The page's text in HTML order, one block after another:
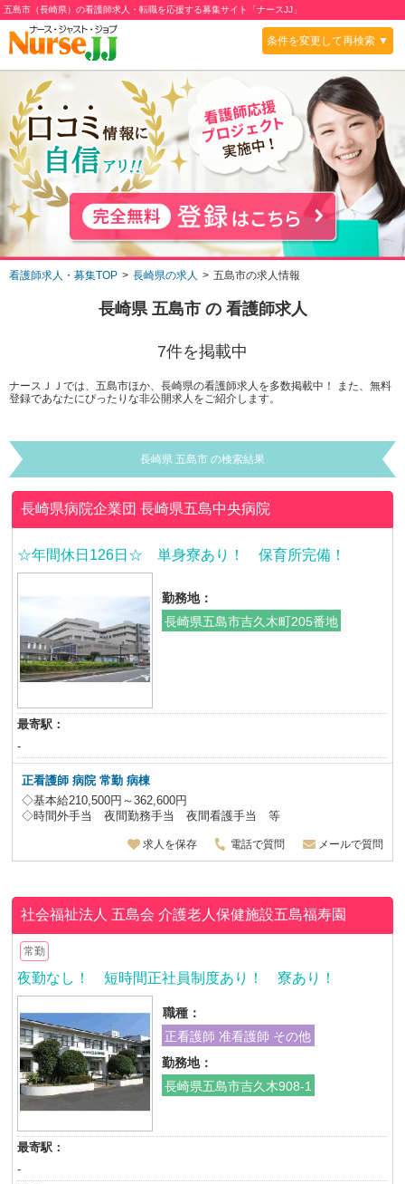
五島市（長崎県）の看護師求人・転職を応援する募集サイト「ナースJJ」
条件を変更して再検索 ▼
看護師求人・募集TOP 長崎県の求人 五島市の求人情報
長崎県 五島市の 看護師求人
7件を掲載中
ナースＪＪでは、五島市ほか、長崎県の看護師求人を多数掲載中！ また、無料
登録であなたにぴったりな非公開求人をご紹介します。
長崎県 五島市 の検索結果
長崎県病院企業団長崎県五島中央病院
☆年間休日126日☆ 単身寮あり！ 保育所完備！
勤務地：
長崎県五島市吉久木町205番地
最寄駅：
-
正看護師 病院 常勤 病棟
◇基本給210,500円～362,600円
◇時間外手当 夜間勤務手当 夜間看護手当 等
求人を保存 電話で質問 メールで質問
社会福祉法人 五島会介護老人保健施設五島福寿園
常勤
夜勤なし！ 短時間正社員制度あり！ 寮あり！
職種：
正看護師 准看護師 その他
勤務地：
長崎県五島市吉久木908-1
最寄駅：
-